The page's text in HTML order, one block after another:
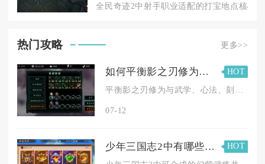
全民奇迹2中射手职业适配的打宝地点核心
热门攻略 更多>>
如何平衡影之刃修为与其他修为的提升
HOT
07-12
少年三国志2中有哪些幻紫武将可以合成
HOT